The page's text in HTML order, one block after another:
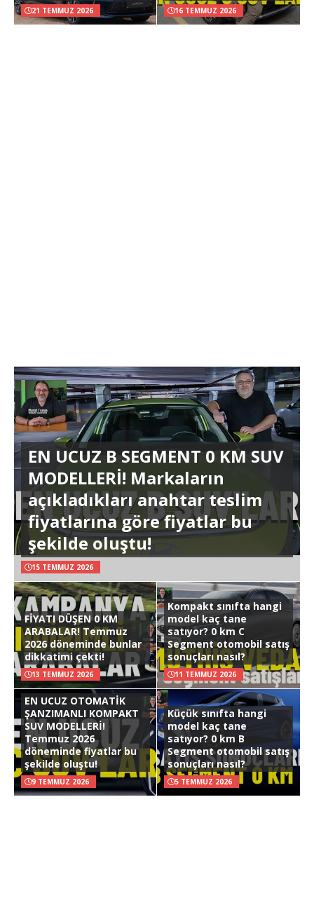
21 TEMMUZ 2026 16 TEMMUZ 2026
EN UCUZ B SEGMENT 0 KM SUV
MODELLERİ! Markaların
açıkladıkları anahtar teslim
fiyatlarına göre fiyatlar bu
şekilde oluştu!
15 TEMMUZ 2026
FİYATI DÜŞEN 0 KM
ARABALAR! Temmuz
2026 döneminde bunlar
dikkatimi çekti!
13 TEMMUZ 2026
Kompakt sınıfta hangi
model kaç tane
satıyor? 0 km C
Segment otomobil satış
sonuçları nasıl?
11 TEMMUZ 2026
EN UCUZ OTOMATİK
ŞANZIMANLI KOMPAKT
SUV MODELLERİ!
Temmuz 2026
döneminde fiyatlar bu
şekilde oluştu!
9 TEMMUZ 2026
Küçük sınıfta hangi
model kaç tane
satıyor? 0 km B
Segment otomobil satış
sonuçları nasıl?
5 TEMMUZ 2026